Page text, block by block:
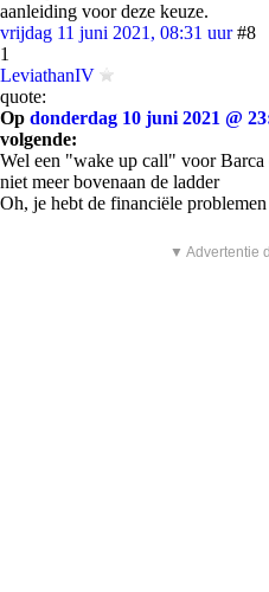
aanleiding voor deze keuze.
vrijdag 11 juni 2021, 08:31 uur #8
1
LeviathanIV
quote:
Op donderdag 10 juni 2021 @
volgende:
Wel een "wake up call" voor
niet meer bovenaan de ladder
Oh, je hebt de financiële
▼ Advertentie